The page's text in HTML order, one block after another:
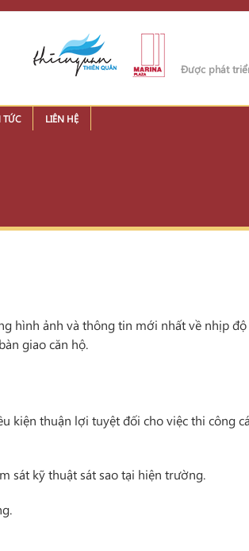
Được phát
TỨC LIÊN HỆ
hình ảnh và thông tin mới nhất về nhịp
giao căn hộ.
kiện thuận lợi tuyệt đối cho việc thi công
sát kỹ thuật sát sao tại hiện trường.